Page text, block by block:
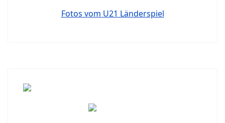
Fotos vom U21 Länderspiel